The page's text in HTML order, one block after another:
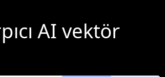
AI vektör